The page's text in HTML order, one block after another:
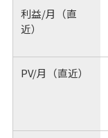
利益/月（直
近）
PV/月（直近）